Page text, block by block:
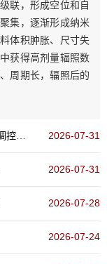
联，形成空位和自
集，逐渐形成纳米
体积肿胀、尺寸失
获得高剂量辐照数
周期长，辐照后的
2026-07-31
2026-07-31
2026-07-28
2026-07-24